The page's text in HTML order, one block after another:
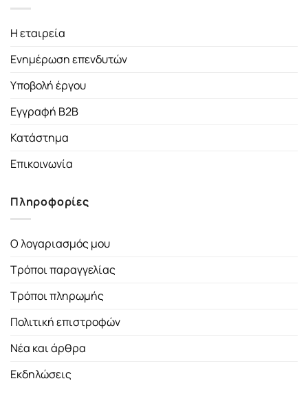
Η εταιρεία
Ενημέρωση επενδυτών
Υποβολή έργου
Εγγραφή B2B
Κατάστημα
Επικοινωνία
Πληροφορίες
Ο λογαριασμός μου
Τρόποι παραγγελίας
Τρόποι πληρωμής
Πολιτική επιστροφών
Νέα και άρθρα
Εκδηλώσεις